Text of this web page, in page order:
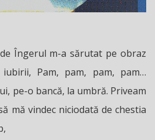
Îngerul m-a sărutat pe obraz
Pam, pam, pam, pam…
pe-o bancă, la umbră. Priveam
mă vindec niciodată de chestia